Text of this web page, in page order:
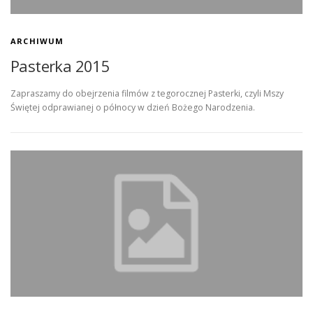
ARCHIWUM
Pasterka 2015
Zapraszamy do obejrzenia filmów z tegorocznej Pasterki, czyli Mszy
Świętej odprawianej o północy w dzień Bożego Narodzenia.